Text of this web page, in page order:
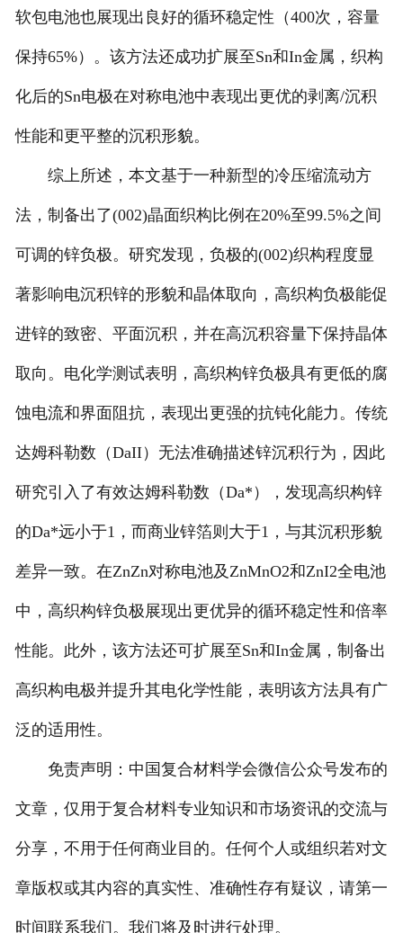
软包电池也展现出良好的循环稳定性（400次，容量
保持65%）。该方法还成功扩展至Sn和In金属，织构
化后的Sn电极在对称电池中表现出更优的剥离/沉积
性能和更平整的沉积形貌。
综上所述，本文基于一种新型的冷压缩流动方
法，制备出了(002)晶面织构比例在20%至99.5%之间
可调的锌负极。研究发现，负极的(002)织构程度显
著影响电沉积锌的形貌和晶体取向，高织构负极能促
进锌的致密、平面沉积，并在高沉积容量下保持晶体
取向。电化学测试表明，高织构锌负极具有更低的腐
蚀电流和界面阻抗，表现出更强的抗钝化能力。传统
达姆科勒数（DaII）无法准确描述锌沉积行为，因此
研究引入了有效达姆科勒数（Da*），发现高织构锌
的Da*远小于1，而商业锌箔则大于1，与其沉积形貌
差异一致。在ZnZn对称电池及ZnMnO2和ZnI2全电池
中，高织构锌负极展现出更优异的循环稳定性和倍率
性能。此外，该方法还可扩展至Sn和In金属，制备出
高织构电极并提升其电化学性能，表明该方法具有广
泛的适用性。
免责声明：中国复合材料学会微信公众号发布的
文章，仅用于复合材料专业知识和市场资讯的交流与
分享，不用于任何商业目的。任何个人或组织若对文
章版权或其内容的真实性、准确性存有疑议，请第一
时间联系我们。我们将及时进行处理。